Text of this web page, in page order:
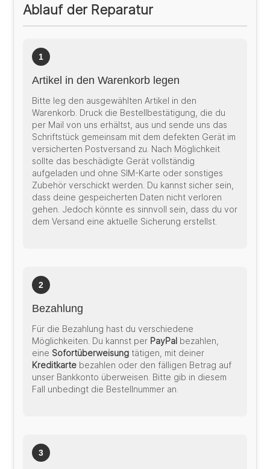
Ablauf der Reparatur
1
Artikel in den Warenkorb legen
Bitte leg den ausgewählten Artikel in den
Warenkorb. Druck die Bestellbestätigung, die du
per Mail von uns erhältst, aus und sende uns das
Schriftstück gemeinsam mit dem defekten Gerät im
versicherten Postversand zu. Nach Möglichkeit
sollte das beschädigte Gerät vollständig
aufgeladen und ohne SIM-Karte oder sonstiges
Zubehör verschickt werden. Du kannst sicher sein,
dass deine gespeicherten Daten nicht verloren
gehen. Jedoch könnte es sinnvoll sein, dass du vor
dem Versand eine aktuelle Sicherung erstellst.
2
Bezahlung
Für die Bezahlung hast du verschiedene
Möglichkeiten. Du kannst per PayPal bezahlen,
eine Sofortüberweisung tätigen, mit deiner
Kreditkarte bezahlen oder den fälligen Betrag auf
unser Bankkonto überweisen. Bitte gib in diesem
Fall unbedingt die Bestellnummer an.
3